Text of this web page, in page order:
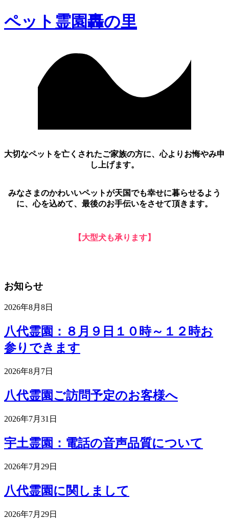
ペット霊園轟の里
大切なペットを亡くされたご家族の方に、心よりお悔やみ申
し上げます。
みなさまのかわいいペットが天国でも幸せに暮らせるよう
に、心を込めて、最後のお手伝いをさせて頂きます。
【大型犬も承ります】
お知らせ
2026年8月8日
八代霊園：８月９日１０時～１２時お
参りできます
2026年8月7日
八代霊園ご訪問予定のお客様へ
2026年7月31日
宇土霊園：電話の音声品質について
2026年7月29日
八代霊園に関しまして
2026年7月29日